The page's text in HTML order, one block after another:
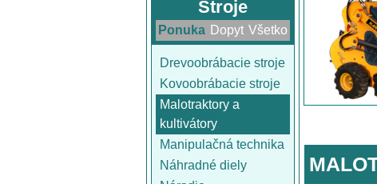
Stroje
Ponuka Dopyt Všetko
Drevoobrábacie stroje
Kovoobrábacie stroje
Malotraktory a
kultivátory
Manipulačná technika
Náhradné diely